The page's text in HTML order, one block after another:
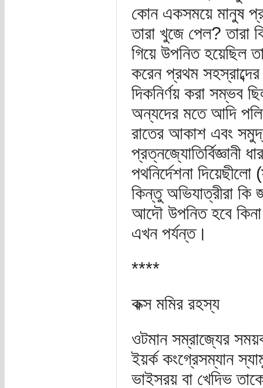
কোন একসময়ে মানুষ
তারা খুজে পেল? তারা
গিয়ে উপনিত হয়েছিল
করেন প্রথম
দিকনির্ণয় করা সম্ভব
অন্যদের মতে আদি
রাতের আকাশ এবং
প্রত্নজ্যোতির্বিজ্ঞানী
পথনির্দেশনা
কিন্তু অভিযাত্রীরা কি
আদৌ উপনিত হবে কিনা
এখন পর্যন্ত।
****
কক্স মমির রহস্য
ওটমান সম্রাজ্যের
ইয়র্ক কংগ্রেসম্যান
ভাইসরয় বা খেদিভ